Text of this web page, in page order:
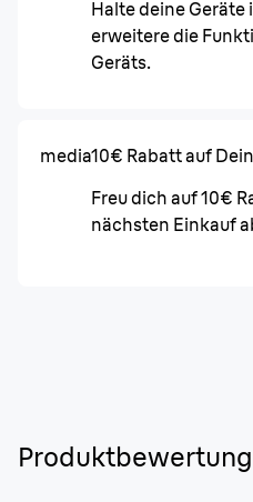
Halte deine Geräte
erweitere die
Geräts.
media10€ Rabatt auf
Freu dich auf 10€
nächsten Einkauf